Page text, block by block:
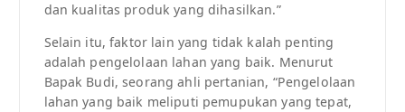
dan kualitas produk yang dihasilkan.”
Selain itu, faktor lain yang tidak kalah penting
adalah pengelolaan lahan yang baik. Menurut
Bapak Budi, seorang ahli pertanian, “Pengelolaan
lahan yang baik meliputi pemupukan yang tepat,